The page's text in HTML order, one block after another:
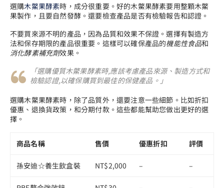
選購木鱉果酵素時，成分很重要。好的木鱉果酵素要用整顆木鱉
果製作，且要自然發酵。還要檢查產品是否有檢驗報告和認證。
不要買來源不明的產品，因為品質和效果不保證。選擇有製造方
法和保存期限的產品很重要。這樣可以確保產品的機能性食品和
消化酵素補充劑效果。
「選購優質木鱉果酵素時,應該考慮產品來源、製造方式和
檢驗認證,以確保購買到最佳的保健產品。」
選購木鱉果酵素時，除了品質外，還要注意一些細節。比如折扣
優惠、退換貨政策，和分期付款。這些都能幫助您做出更好的選
擇。
商品名稱 售價 優惠折扣 評價
孫安迪☆養生飲盒裝 NT$2,000 – –